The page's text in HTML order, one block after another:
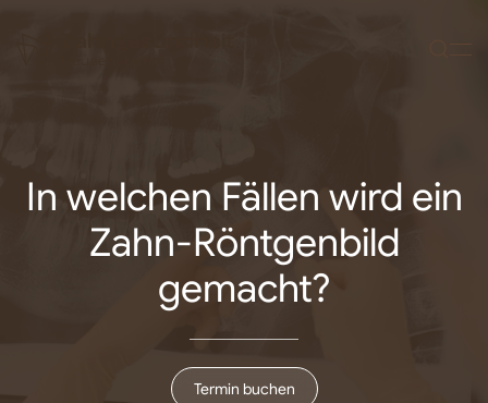
In welchen Fällen wird ein
Zahn-Röntgenbild
gemacht?
Termin buchen